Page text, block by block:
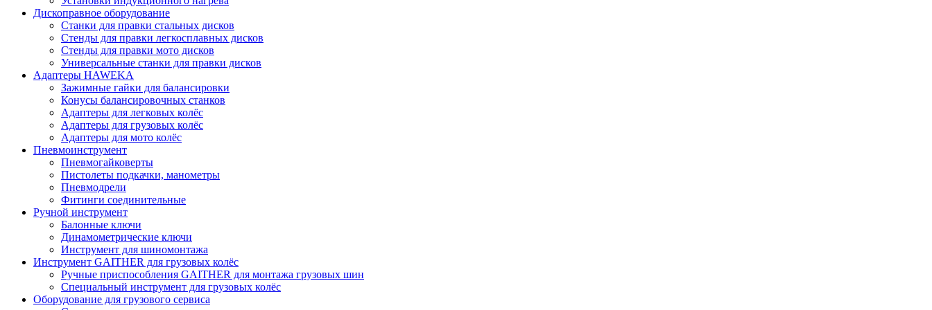
Дископравное оборудование
Станки для правки стальных дисков
Стенды для правки легкосплавных дисков
Стенды для правки мото дисков
Универсальные станки для правки дисков
Адаптеры HAWEKA
Зажимные гайки для балансировки
Конусы балансировочных станков
Адаптеры для легковых колёс
Адаптеры для грузовых колёс
Адаптеры для мото колёс
Пневмоинструмент
Пневмогайковерты
Пистолеты подкачки, манометры
Пневмодрели
Фитинги соединительные
Ручной инструмент
Балонные ключи
Динамометрические ключи
Инструмент для шиномонтажа
Инструмент GAITHER для грузовых колёс
Ручные приспособления GAITHER для монтажа грузовых шин
Специальный инструмент для грузовых колёс
Оборудование для грузового сервиса